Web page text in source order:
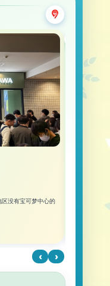
力
年纪念共通 1日乘车券
活动2026
”主题列车
没有宝可梦中心的
脚印，门口
‹ ›